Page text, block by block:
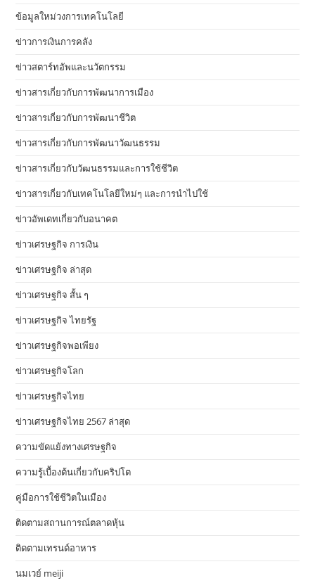
ข้อมูลใหม่วงการเทคโนโลยี
ข่าวการเงินการคลัง
ข่าวสตาร์ทอัพและนวัตกรรม
ข่าวสารเกี่ยวกับการพัฒนาการเมือง
ข่าวสารเกี่ยวกับการพัฒนาชีวิต
ข่าวสารเกี่ยวกับการพัฒนาวัฒนธรรม
ข่าวสารเกี่ยวกับวัฒนธรรมและการใช้ชีวิต
ข่าวสารเกี่ยวกับเทคโนโลยีใหม่ๆ และการนำไปใช้
ข่าวอัพเดทเกี่ยวกับอนาคต
ข่าวเศรษฐกิจ การเงิน
ข่าวเศรษฐกิจ ล่าสุด
ข่าวเศรษฐกิจ สั้น ๆ
ข่าวเศรษฐกิจ ไทยรัฐ
ข่าวเศรษฐกิจพอเพียง
ข่าวเศรษฐกิจโลก
ข่าวเศรษฐกิจไทย
ข่าวเศรษฐกิจไทย 2567 ล่าสุด
ความขัดแย้งทางเศรษฐกิจ
ความรู้เบื้องต้นเกี่ยวกับคริปโต
คู่มือการใช้ชีวิตในเมือง
ติดตามสถานการณ์ตลาดหุ้น
ติดตามเทรนด์อาหาร
นมเวย์ meiji